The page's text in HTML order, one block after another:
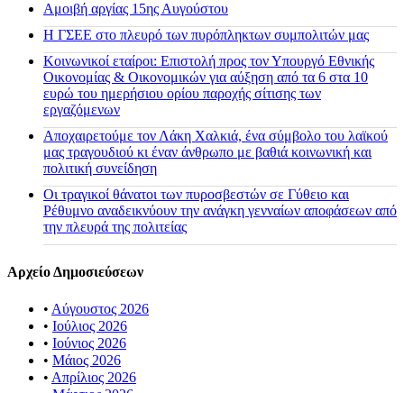
Αμοιβή αργίας 15ης Αυγούστου
H ΓΣΕΕ στο πλευρό των πυρόπληκτων συμπολιτών μας
Κοινωνικοί εταίροι: Επιστολή προς τον Υπουργό Εθνικής
Οικονομίας & Οικονομικών για αύξηση από τα 6 στα 10
ευρώ του ημερήσιου ορίου παροχής σίτισης των
εργαζόμενων
Αποχαιρετούμε τον Λάκη Χαλκιά, ένα σύμβολο του λαϊκού
μας τραγουδιού κι έναν άνθρωπο με βαθιά κοινωνική και
πολιτική συνείδηση
Οι τραγικοί θάνατοι των πυροσβεστών σε Γύθειο και
Ρέθυμνο αναδεικνύουν την ανάγκη γενναίων αποφάσεων από
την πλευρά της πολιτείας
Αρχείο Δημοσιεύσεων
• Αύγουστος 2026
• Ιούλιος 2026
• Ιούνιος 2026
• Μάιος 2026
• Απρίλιος 2026